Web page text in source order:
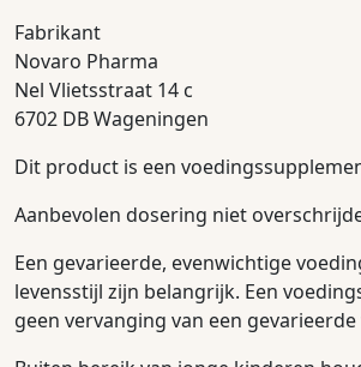
Fabrikant
Novaro Pharma
Nel Vlietsstraat 14 c
6702 DB Wageningen
Dit product is een
Aanbevolen dosering niet
Een gevarieerde, evenwichtige
levensstijl zijn belangrijk. Een
geen vervanging van een